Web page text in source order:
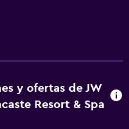
y ofertas de JW
Resort & Spa